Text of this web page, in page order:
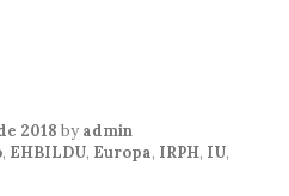
2018 by admin
, EHBILDU, Europa, IRPH, IU,